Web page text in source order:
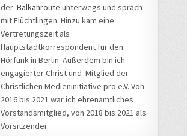
der Balkanroute unterwegs und sprach
mit Flüchtlingen. Hinzu kam eine
Vertretungszeit als
Hauptstadtkorrespondent für den
Hörfunk in Berlin. Außerdem bin ich
engagierter Christ und Mitglied der
Christlichen Medieninitiative pro e.V. Von
2016 bis 2021 war ich ehrenamtliches
Vorstandsmitglied, von 2018 bis 2021 als
Vorsitzender.